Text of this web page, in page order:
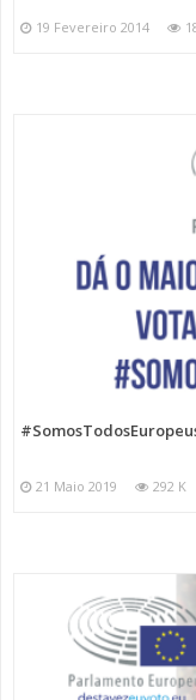
19 Fevereiro 2014
21 Maio 2019 292 K